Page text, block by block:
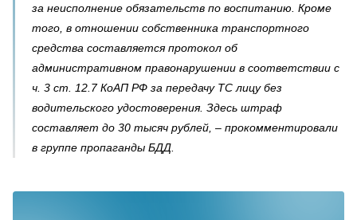
за неисполнение обязательств по воспитанию. Кроме
того, в отношении собственника транспортного
средства составляется протокол об
административном правонарушении в соответствии с
ч. 3 ст. 12.7 КоАП РФ за передачу ТС лицу без
водительского удостоверения. Здесь штраф
составляет до 30 тысяч рублей, – прокомментировали
в группе пропаганды БДД.